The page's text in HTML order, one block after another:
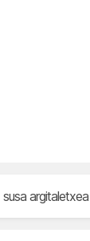
susa argitaletxea